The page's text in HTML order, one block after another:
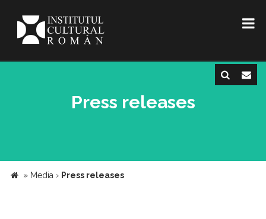
Press releases
» Media › Press releases